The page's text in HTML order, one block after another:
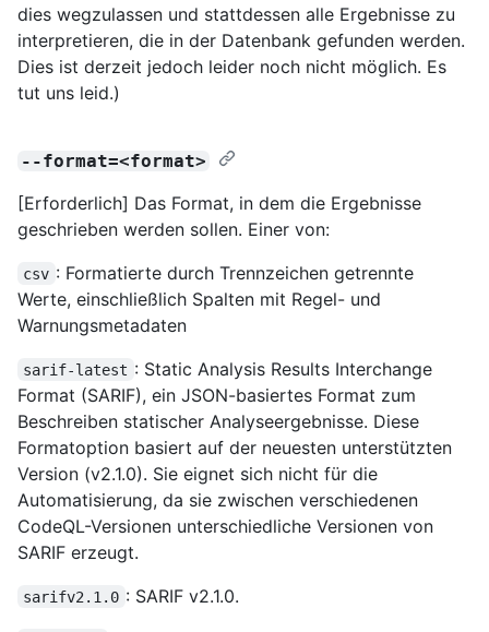
dies wegzulassen und stattdessen alle Ergebnisse zu
interpretieren, die in der Datenbank gefunden werden.
Dies ist derzeit jedoch leider noch nicht möglich. Es
tut uns leid.)
--format=<format>
[Erforderlich] Das Format, in dem die Ergebnisse
geschrieben werden sollen. Einer von:
csv : Formatierte durch Trennzeichen getrennte
Werte, einschließlich Spalten mit Regel- und
Warnungsmetadaten
sarif-latest : Static Analysis Results Interchange
Format (SARIF), ein JSON-basiertes Format zum
Beschreiben statischer Analyseergebnisse. Diese
Formatoption basiert auf der neuesten unterstützten
Version (v2.1.0). Sie eignet sich nicht für die
Automatisierung, da sie zwischen verschiedenen
CodeQL-Versionen unterschiedliche Versionen von
SARIF erzeugt.
sarifv2.1.0 : SARIF v2.1.0.